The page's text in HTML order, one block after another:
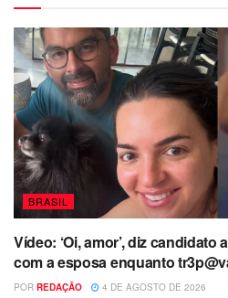
BRASIL
Vídeo: ‘Oi, amor’, diz
com a esposa enquanto
POR REDAÇÃO 4 DE AGOSTO DE 2026